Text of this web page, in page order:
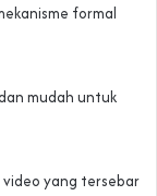
formal
mudah untuk
yang tersebar